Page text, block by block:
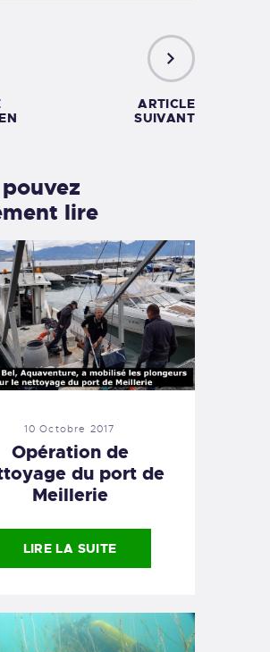
ARTICLE
SUIVANT
lire
10 Octobre 2017
Opération de
du port de
Meillerie
LIRE LA SUITE